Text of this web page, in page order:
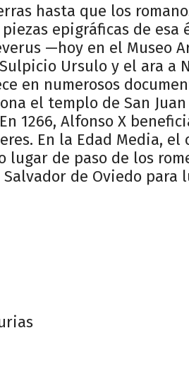
hasta que los
epigráficas de esa
—hoy en el Museo
Ursulo y el ara a
en numerosos
el templo de San
1266, Alfonso X
En la Edad Media, el
lugar de paso de los
de Oviedo para